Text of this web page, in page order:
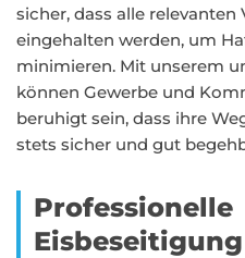
sicher, dass alle
eingehalten werden, um
minimieren. Mit unserem
können Gewerbe und
beruhigt sein, dass ihre
stets sicher und gut
Professionelle
Eisbeseitigung